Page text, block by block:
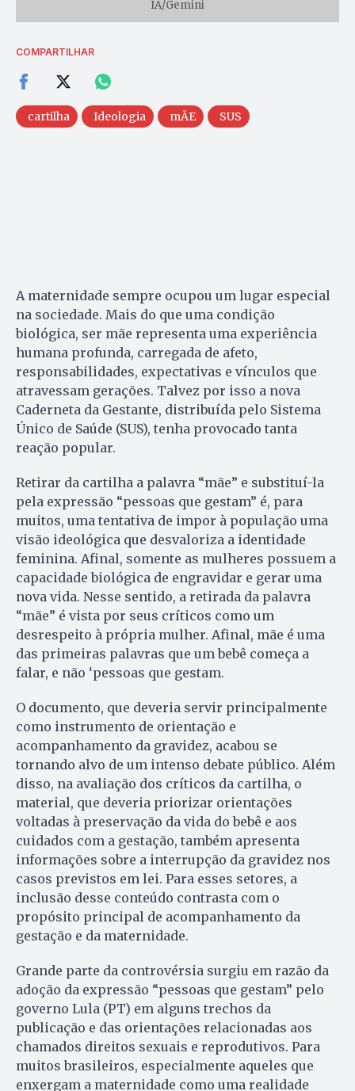
IA/Gemini
COMPARTILHAR
cartilha Ideologia mÃE SUS
A maternidade sempre ocupou um lugar especial
na sociedade. Mais do que uma condição
biológica, ser mãe representa uma experiência
humana profunda, carregada de afeto,
responsabilidades, expectativas e vínculos que
atravessam gerações. Talvez por isso a nova
Caderneta da Gestante, distribuída pelo Sistema
Único de Saúde (SUS), tenha provocado tanta
reação popular.
Retirar da cartilha a palavra “mãe” e substituí-la
pela expressão “pessoas que gestam” é, para
muitos, uma tentativa de impor à população uma
visão ideológica que desvaloriza a identidade
feminina. Afinal, somente as mulheres possuem a
capacidade biológica de engravidar e gerar uma
nova vida. Nesse sentido, a retirada da palavra
“mãe” é vista por seus críticos como um
desrespeito à própria mulher. Afinal, mãe é uma
das primeiras palavras que um bebê começa a
falar, e não ‘pessoas que gestam.
O documento, que deveria servir principalmente
como instrumento de orientação e
acompanhamento da gravidez, acabou se
tornando alvo de um intenso debate público. Além
disso, na avaliação dos críticos da cartilha, o
material, que deveria priorizar orientações
voltadas à preservação da vida do bebê e aos
cuidados com a gestação, também apresenta
informações sobre a interrupção da gravidez nos
casos previstos em lei. Para esses setores, a
inclusão desse conteúdo contrasta com o
propósito principal de acompanhamento da
gestação e da maternidade.
Grande parte da controvérsia surgiu em razão da
adoção da expressão “pessoas que gestam” pelo
governo Lula (PT) em alguns trechos da
publicação e das orientações relacionadas aos
chamados direitos sexuais e reprodutivos. Para
muitos brasileiros, especialmente aqueles que
enxergam a maternidade como uma realidade